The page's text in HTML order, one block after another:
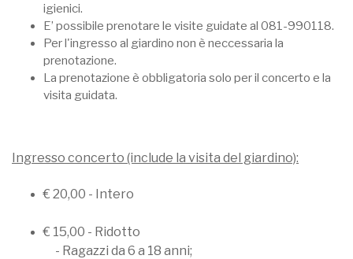
igienici.
E’ possibile prenotare le visite guidate al 081-990118.
Per l'ingresso al giardino non è neccessaria la
prenotazione.
La prenotazione è obbligatoria solo per il concerto e la
visita guidata.
Ingresso concerto (include la visita del giardino):
€ 20,00 - Intero
€ 15,00 - Ridotto
- Ragazzi da 6 a 18 anni;